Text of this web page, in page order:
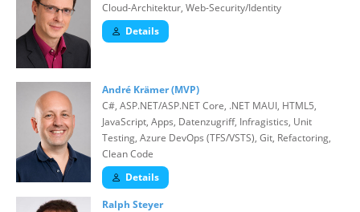
Cloud-Architektur, Web-Security/Identity
Details
André Krämer (MVP)
C#, ASP.NET/ASP.NET Core, .NET MAUI, HTML5,
JavaScript, Apps, Datenzugriff, Infragistics, Unit
Testing, Azure DevOps (TFS/VSTS), Git, Refactoring,
Clean Code
Details
Ralph Steyer